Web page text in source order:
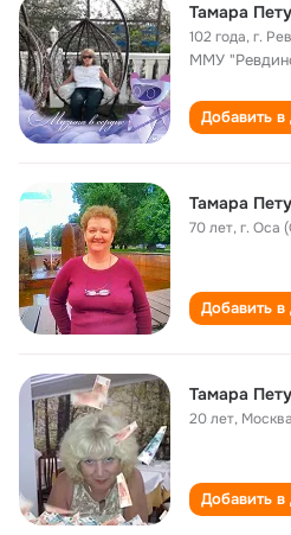
Тамара
102 года,г.
ММУ
Добавить в
Тамара
70 лет,г. Оса
Добавить в
Тамара
20 лет, Москва
Добавить в